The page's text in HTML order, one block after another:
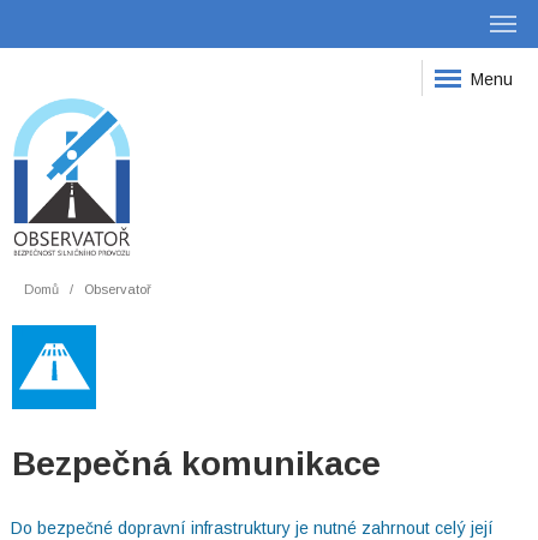
Menu
Domů Observatoř
Bezpečná komunikace
Do bezpečné dopravní infrastruktury je nutné zahrnout celý její